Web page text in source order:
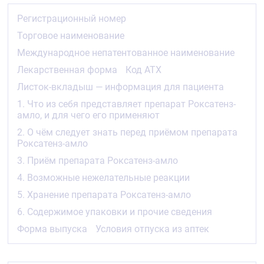
левого желудочка (включая аортальный
стеноз тяжёлой степени)
если у Вас гемодинамически нестабильная
инфаркта миокарда
если у Вас почечная недостаточность тяжёлой
если у Вас печёночная недостаточность
тяжёлой степени или заболевания печени в
активной фазе (включая стойкое повышение
повышение активности «печёночных»
трансаминаз в сыворотке крови более чем в 3
раза по сравнению с верхней границей нормы)
если у Вас миопатия (рецидивирующие или
необъяснимые мышечные боли)
если у Вас предрасположенность к развитию
миотоксических осложнений
если Вы принимаете циклоспорин (например,
после трансплантации органа)
если Вы беременны или кормите грудью
если Вы — женщина детородного возраста и не
используете адекватные методы
Регистрационный номер
Торговое наименование
Международное непатентованное наименование
Лекарственная форма
Код АТХ
Листок-вкладыш — информация для пациента
1. Что из себя представляет препарат Роксатенз-
амло, и для чего его применяют
2. О чём следует знать перед приёмом препарата
Роксатенз-амло
3. Приём препарата Роксатенз-амло
4. Возможные нежелательные реакции
5. Хранение препарата Роксатенз-амло
6. Содержимое упаковки и прочие сведения
Форма выпуска
Условия отпуска из аптек